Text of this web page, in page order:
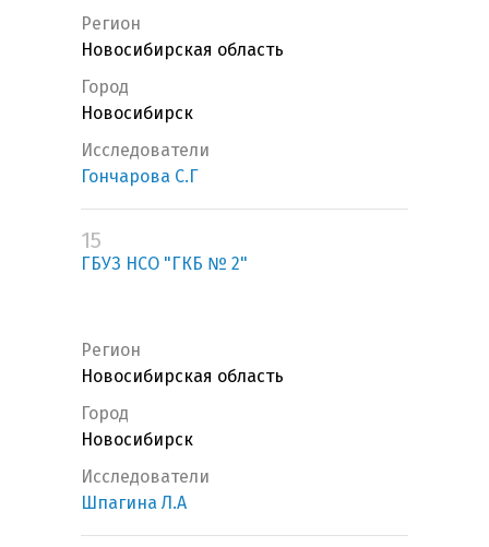
Регион
Новосибирская область
Город
Новосибирск
Исследователи
Гончарова С.Г
15
ГБУЗ НСО "ГКБ № 2"
Регион
Новосибирская область
Город
Новосибирск
Исследователи
Шпагина Л.А